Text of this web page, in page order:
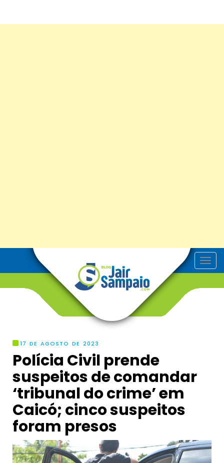
T
o
17 DE AGOSTO DE 2023
Polícia Civil prende
suspeitos de comandar
‘tribunal do crime’ em
Caicó; cinco suspeitos
foram presos